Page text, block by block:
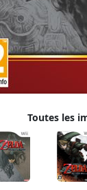
Toutes les